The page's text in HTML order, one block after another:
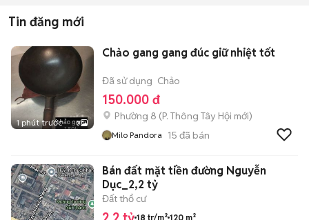
Tin đăng mới
1 phút trước 3
Chảo gang gang đúc giữ nhiệt tốt
Đã sử dụng Chảo
150.000 đ
Phường 8 (P. Thông Tây Hội mới)
Milo Pandora 15 đã bán
Bán đất mặt tiền đường Nguyễn
Dục_2,2 tỷ
Đất thổ cư
18 tr/m² 120 m²